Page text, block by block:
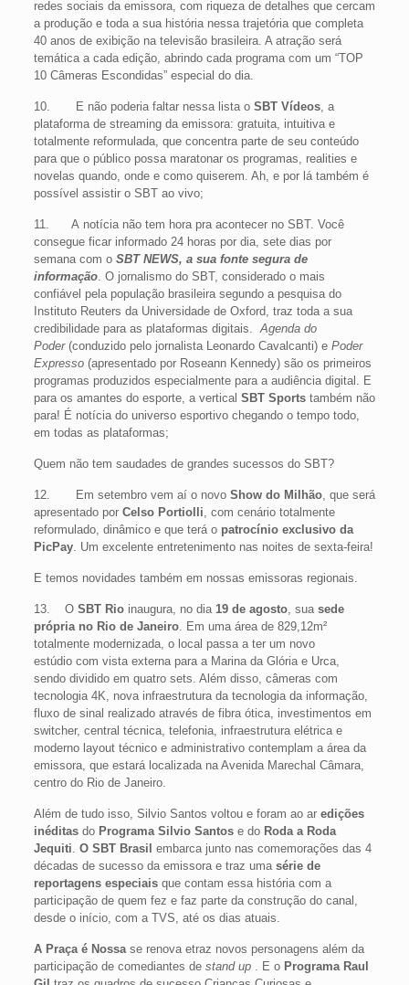
redes sociais da emissora, com riqueza de detalhes que cercam
a produção e toda a sua história nessa trajetória que completa
40 anos de exibição na televisão brasileira. A atração será
temática a cada edição, abrindo cada programa com um “TOP
10 Câmeras Escondidas” especial do dia.
10. E não poderia faltar nessa lista o SBT Vídeos, a
plataforma de streaming da emissora: gratuita, intuitiva e
totalmente reformulada, que concentra parte de seu conteúdo
para que o público possa maratonar os programas, realities e
novelas quando, onde e como quiserem. Ah, e por lá também é
possível assistir o SBT ao vivo;
11. A notícia não tem hora pra acontecer no SBT. Você
consegue ficar informado 24 horas por dia, sete dias por
semana com o SBT NEWS, a sua fonte segura de
informação. O jornalismo do SBT, considerado o mais
confiável pela população brasileira segundo a pesquisa do
Instituto Reuters da Universidade de Oxford, traz toda a sua
credibilidade para as plataformas digitais.Agenda do
Poder(conduzido pelo jornalista Leonardo Cavalcanti) e Poder
Expresso(apresentado por Roseann Kennedy) são os primeiros
programas produzidos especialmente para a audiência digital. E
para os amantes do esporte, a vertical SBT Sportstambém não
para! É notícia do universo esportivo chegando o tempo todo,
em todas as plataformas;
Quem não tem saudades de grandes sucessos do SBT?
12. Em setembro vem aí o novo Show do Milhão, que será
apresentado por Celso Portiolli, com cenário totalmente
reformulado, dinâmico e que terá o patrocínio exclusivo da
PicPay. Um excelente entretenimento nas noites de sexta-feira!
E temos novidades também em nossas emissoras regionais.
13. O SBT Rioinaugura, no dia 19 de agosto, sua sede
própria no Rio de Janeiro. Em uma área de 829,12m²
totalmente modernizada, o local passa a ter um novo
estúdio com vista externa para a Marina da Glória e Urca,
sendo dividido em quatro sets. Além disso, câmeras com
tecnologia 4K, nova infraestrutura da tecnologia da informação,
fluxo de sinal realizado através de fibra ótica, investimentos em
switcher, central técnica, telefonia, infraestrutura elétrica e
moderno layout técnico e administrativo contemplam a área da
emissora, que estará localizada na Avenida Marechal Câmara,
centro do Rio de Janeiro.
Além de tudo isso, Silvio Santos voltou e foram ao ar edições
inéditasdo Programa Silvio Santose do Roda a Roda
Jequiti. O SBT Brasil embarca junto nas comemorações das 4
décadas de sucesso da emissora e traz uma série de
reportagens especiaisque contam essa história com a
participação de quem fez e faz parte da construção do canal,
desde o início, com a TVS, até os dias atuais.
A Praça é Nossase renova etraz novos personagens além da
participação de comediantes de stand up. E o Programa Raul